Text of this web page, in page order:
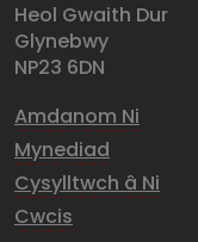
Heol Gwaith Dur
Glynebwy
NP23 6DN
Amdanom Ni
Mynediad
Cysylltwch â Ni
Cwcis